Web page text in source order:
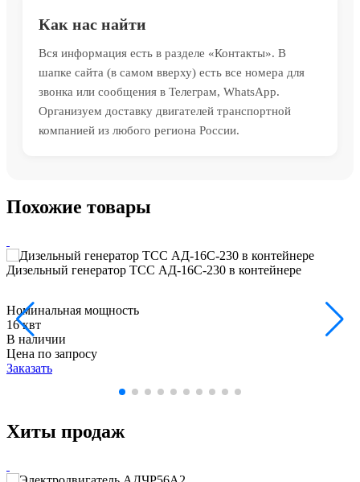
Как нас найти
Вся информация есть в разделе «Контакты». В
шапке сайта (в самом вверху) есть все номера для
звонка или сообщения в Телеграм, WhatsApp.
Организуем доставку двигателей транспортной
компанией из любого региона России.
Похожие товары
Дизельный генератор ТСС АД-16С-230 в контейнере
Номинальная мощность
16 квт
В наличии
Цена по запросу
Заказать
Хиты продаж